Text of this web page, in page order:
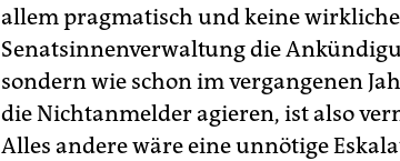
allem pragmatisch und keine
Senatsinnenverwaltung die
sondern wie schon im vergangenen
die Nichtanmelder agieren, ist also
Alles andere wäre eine unnötige